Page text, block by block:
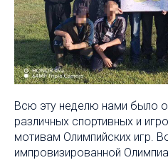
Всю эту неделю нами было
различных спортивных и
мотивам Олимпийских игр.
импровизированной